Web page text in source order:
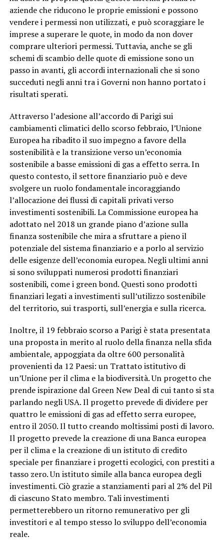
aziende che riducono le proprie emissioni e possono
vendere i permessi non utilizzati, e può scoraggiare le
imprese a superare le quote, in modo da non dover
comprare ulteriori permessi. Tuttavia, anche se gli
schemi di scambio delle quote di emissione sono un
passo in avanti, gli accordi internazionali che si sono
succeduti negli anni tra i Governi non hanno portato i
risultati sperati.
Attraverso l’adesione all’accordo di Parigi sui
cambiamenti climatici dello scorso febbraio, l’Unione
Europea ha ribadito il suo impegno a favore della
sostenibilità e la transizione verso un’economia
sostenibile a basse emissioni di gas a effetto serra. In
questo contesto, il settore finanziario può e deve
svolgere un ruolo fondamentale incoraggiando
l’allocazione dei flussi di capitali privati verso
investimenti sostenibili. La Commissione europea ha
adottato nel 2018 un grande piano d’azione sulla
finanza sostenibile che mira a sfruttare a pieno il
potenziale del sistema finanziario e a porlo al servizio
delle esigenze dell’economia europea. Negli ultimi anni
si sono sviluppati numerosi prodotti finanziari
sostenibili, come i green bond. Questi sono prodotti
finanziari legati a investimenti sull’utilizzo sostenibile
del territorio, sui trasporti, sull’energia e sulla ricerca.
Inoltre, il 19 febbraio scorso a Parigi è stata presentata
una proposta in merito al ruolo della finanza nella sfida
ambientale, appoggiata da oltre 600 personalità
provenienti da 12 Paesi: un Trattato istitutivo di
un’Unione per il clima e la biodiversità. Un progetto che
prende ispirazione dal Green New Deal di cui tanto si sta
parlando negli USA. Il progetto prevede di dividere per
quattro le emissioni di gas ad effetto serra europee,
entro il 2050. Il tutto creando moltissimi posti di lavoro.
Il progetto prevede la creazione di una Banca europea
per il clima e la creazione di un istituto di credito
speciale per finanziare i progetti ecologici, con prestiti a
tasso zero. Un istituto simile alla banca europea degli
investimenti. Ciò grazie a stanziamenti pari al 2% del Pil
di ciascuno Stato membro. Tali investimenti
permetterebbero un ritorno remunerativo per gli
investitori e al tempo stesso lo sviluppo dell’economia
reale.